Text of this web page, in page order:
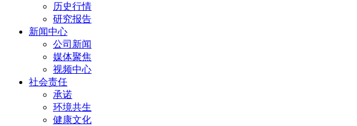
历史行情
研究报告
新闻中心
公司新闻
媒体聚焦
视频中心
社会责任
承诺
环境共生
健康文化